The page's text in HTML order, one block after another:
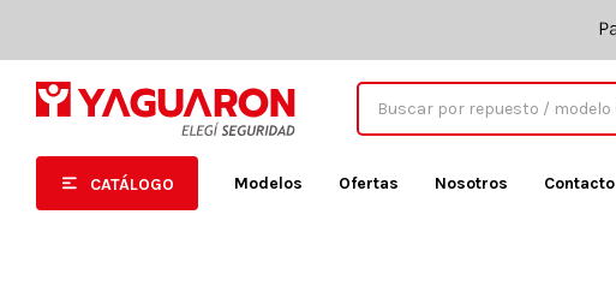
CATÁLOGO Modelos Ofertas Nosotros Contacto